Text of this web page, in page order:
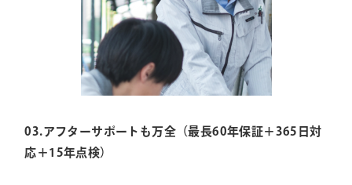
03.アフターサポートも万全（最長60年保証＋365日対
応＋15年点検）